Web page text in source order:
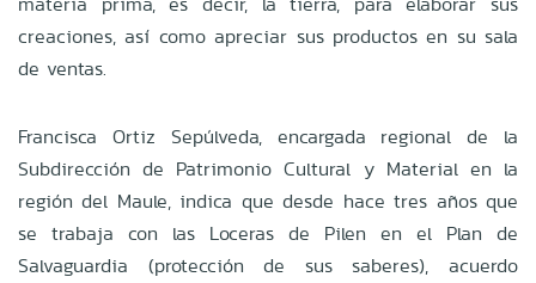
creaciones, así como apreciar sus productos en su sala
de ventas.
Francisca Ortiz Sepúlveda, encargada regional de la
Subdirección de Patrimonio Cultural y Material en la
región del Maule, indica que desde hace tres años que
se trabaja con las Loceras de Pilen en el Plan de
Salvaguardia (protección de sus saberes), acuerdo